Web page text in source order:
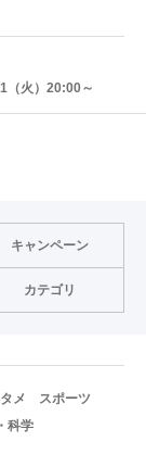
（火）20:00～
キャンペーン
カテゴリ
メ
スポーツ
科学